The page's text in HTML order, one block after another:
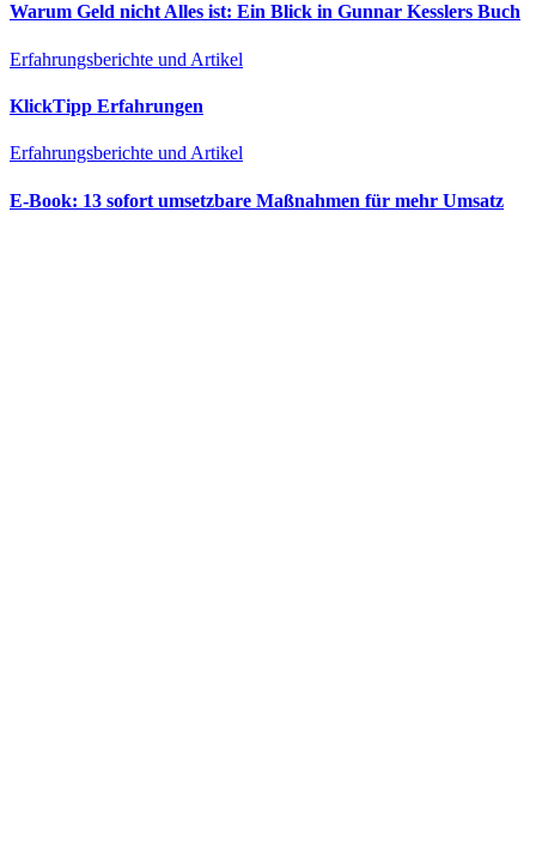
Warum Geld nicht Alles ist: Ein Blick in Gunnar Kesslers Buch
Erfahrungsberichte und Artikel
KlickTipp Erfahrungen
Erfahrungsberichte und Artikel
E‑Book: 13 sofort umsetzbare Maßnahmen für mehr Umsatz